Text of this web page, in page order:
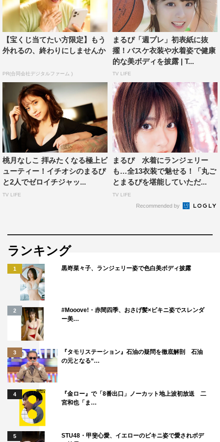
くさん見ていただけたらうれしいです！！ これからも頑
張ります！！」と意気込みを語った。インタビュー全文
は、次ページに掲載。
まるぴインタビューはこちら
1 2 全文表示
ゼロイチファミリア まるぴ
【宝くじ当てたい方限定】もう
外れるの、終わりにしませんか
PR(合同会社デジタルファーム )
まるぴ「週プレ」初表紙に抜
擢！バスケ衣装や水着姿で健康
的な美ボディを披露 | T...
TV LIFE
桃月なしこ 拝みたくなる極上ビ
ューティー！イチオシのまるぴ
と2人でゼロイチジャッ...
TV LIFE
まるぴ 水着にランジェリー
も…全13衣装で魅せる！「丸ご
とまるぴを堪能していただ...
TV LIFE
Recommended by
ランキング
1 黒嵜菜々子、ランジェリー姿で色白美ボディ披露
2
#Mooove!・赤間四季、おさげ髪×ビキニ姿でスレンダ
ー美…
3
『タモリステーション』石油の疑問を徹底解剖 石油
の元となる“…
4
『金ロー』で「8番出口」ノーカット地上波初放送 二
宮和也「ま…
5
STU48・甲斐心愛、イエローのビキニ姿で愛されボデ